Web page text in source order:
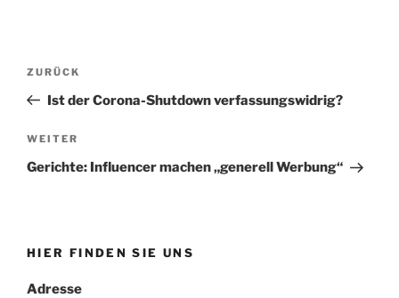
Beitragsnavigation
Vorheriger
Beitrag
ZURÜCK
Ist der Corona-Shutdown verfassungswidrig?
Nächster
Beitrag
WEITER
Gerichte: Influencer machen „generell Werbung“
HIER FINDEN SIE UNS
Adresse